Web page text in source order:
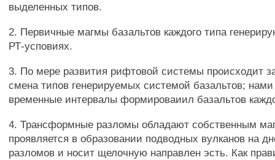
выделенных типов.
2. Первичные магмы базальтов каждого типа
РТ-усповиях.
3. По мере развития рифтовой системы происходит
смена типов генерируемых системой базальтов;
временные интервалы формироваиил базальтов
4. Трансформные разломы обладают собственным
проявляется в образовании подводных вулканов на
разломов и носит щелочную направлен эсть. Как